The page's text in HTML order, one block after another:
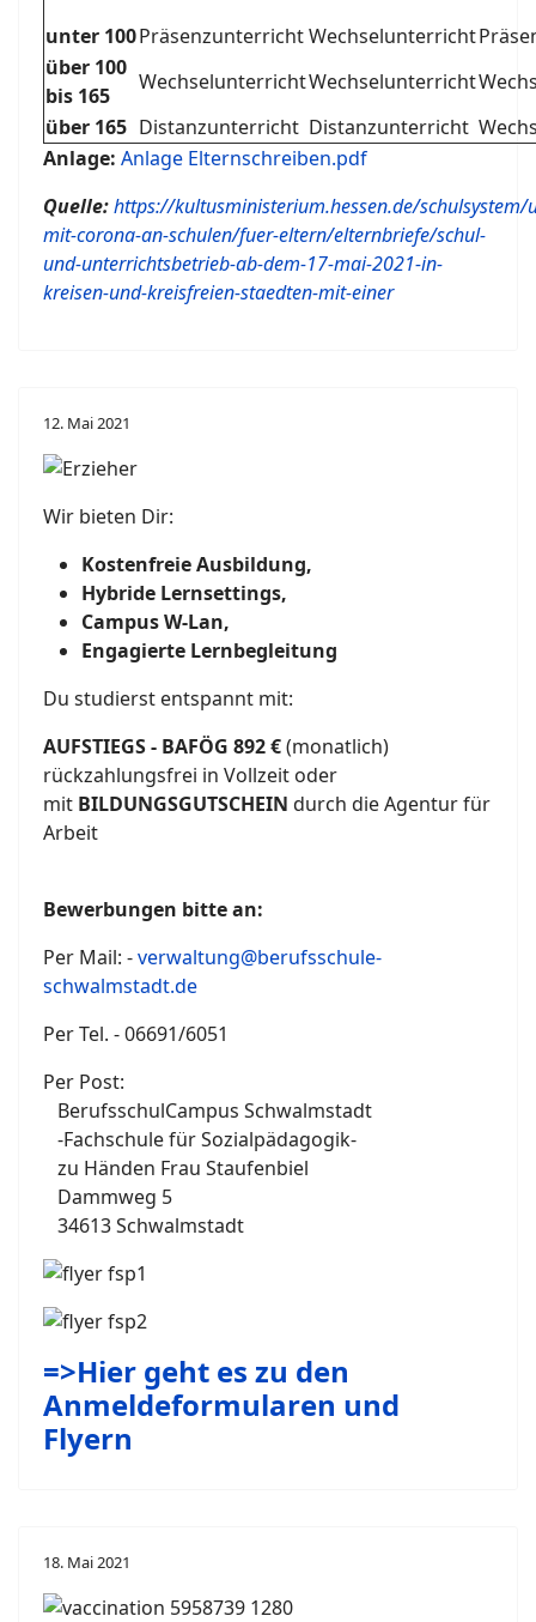
unter 100PräsenzunterrichtWechselunterricht
über 100
bis 165
WechselunterrichtWechselunterricht
über 165 Distanzunterricht Distanzunterricht
Anlage: Anlage Elternschreiben.pdf
Quelle:https://kultusministerium.hessen.de/schulsystem/
mit-corona-an-schulen/fuer-eltern/elternbriefe/schul-
und-unterrichtsbetrieb-ab-dem-17-mai-2021-in-
kreisen-und-kreisfreien-staedten-mit-einer
12. Mai 2021
Wir bieten Dir:
Kostenfreie Ausbildung,
Hybride Lernsettings,
Campus W-Lan,
Engagierte Lernbegleitung
Du studierst entspannt mit:
AUFSTIEGS - BAFÖG 892 €(monatlich)
rückzahlungsfrei in Vollzeit oder
mit BILDUNGSGUTSCHEIN durch die Agentur für
Arbeit
Bewerbungen bitte an:
Per Mail: -verwaltung@berufsschule-
schwalmstadt.de
Per Tel. - 06691/6051
Per Post:
BerufsschulCampus Schwalmstadt
-Fachschule für Sozialpädagogik-
zu Händen Frau Staufenbiel
Dammweg 5
34613 Schwalmstadt
=>Hier geht es zu den
Anmeldeformularen und
Flyern
18. Mai 2021